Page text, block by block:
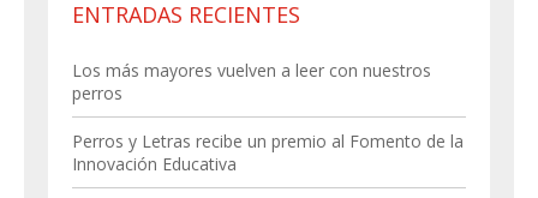
ENTRADAS RECIENTES
Los más mayores vuelven a leer con nuestros
perros
Perros y Letras recibe un premio al Fomento de la
Innovación Educativa